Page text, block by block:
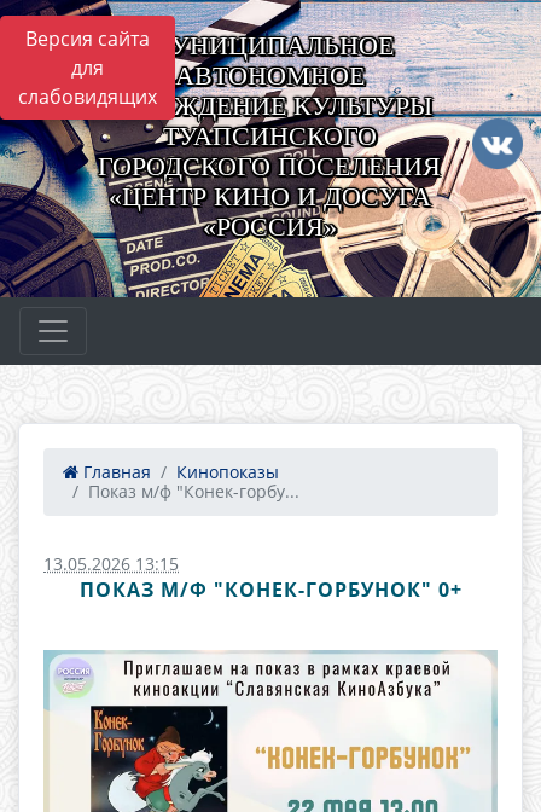
Версия сайта
для
слабовидящих
МУНИЦИПАЛЬНОЕ
АВТОНОМНОЕ
УЧРЕЖДЕНИЕ КУЛЬТУРЫ
ТУАПСИНСКОГО
ГОРОДСКОГО ПОСЕЛЕНИЯ
«ЦЕНТР КИНО И ДОСУГА
«РОССИЯ»
Главная
Кинопоказы
Показ м/ф "Конек-горбу...
13.05.2026 13:15
ПОКАЗ М/Ф "КОНЕК-ГОРБУНОК" 0+